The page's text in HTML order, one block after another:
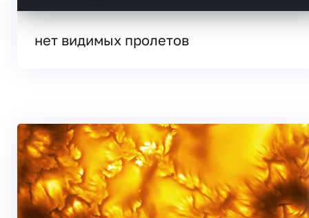
нет видимых пролетов